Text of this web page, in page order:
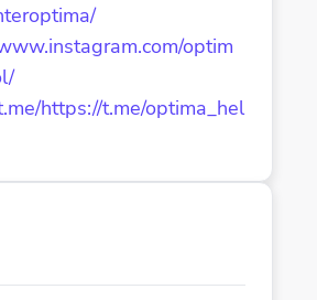
optim
https://t.me/optima_hel